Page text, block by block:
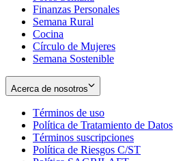
Finanzas Personales
Semana Rural
Cocina
Círculo de Mujeres
Semana Sostenible
Acerca de nosotros
Términos de uso
in
new
window
Política de Tratamiento de Datos
Términos suscripciones
in
Política de Riesgos C/ST